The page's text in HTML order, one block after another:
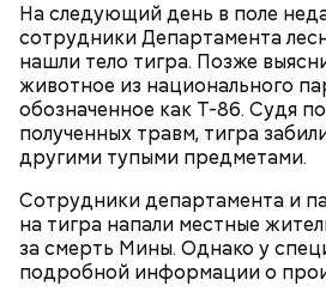
На следующий день в поле
сотрудники Департамента
нашли тело тигра. Позже
животное из национального
обозначенное как T-86. Судя
полученных травм, тигра
другими тупыми предметами.
Сотрудники департамента и
на тигра напали местные
за смерть Мины. Однако у
подробной информации о
— Хищник чувствует кровь,
морской воде в пропорции
Экскурсовод отметил, что в
могильников, техники и
— Почему-то все говорят о
том, что проект этот более 70
лишь из гуманных побуждений.
когда мир приходил в себя
страшных кровопролитных
помогают больше людей
глобального потепления,
и природных последствий